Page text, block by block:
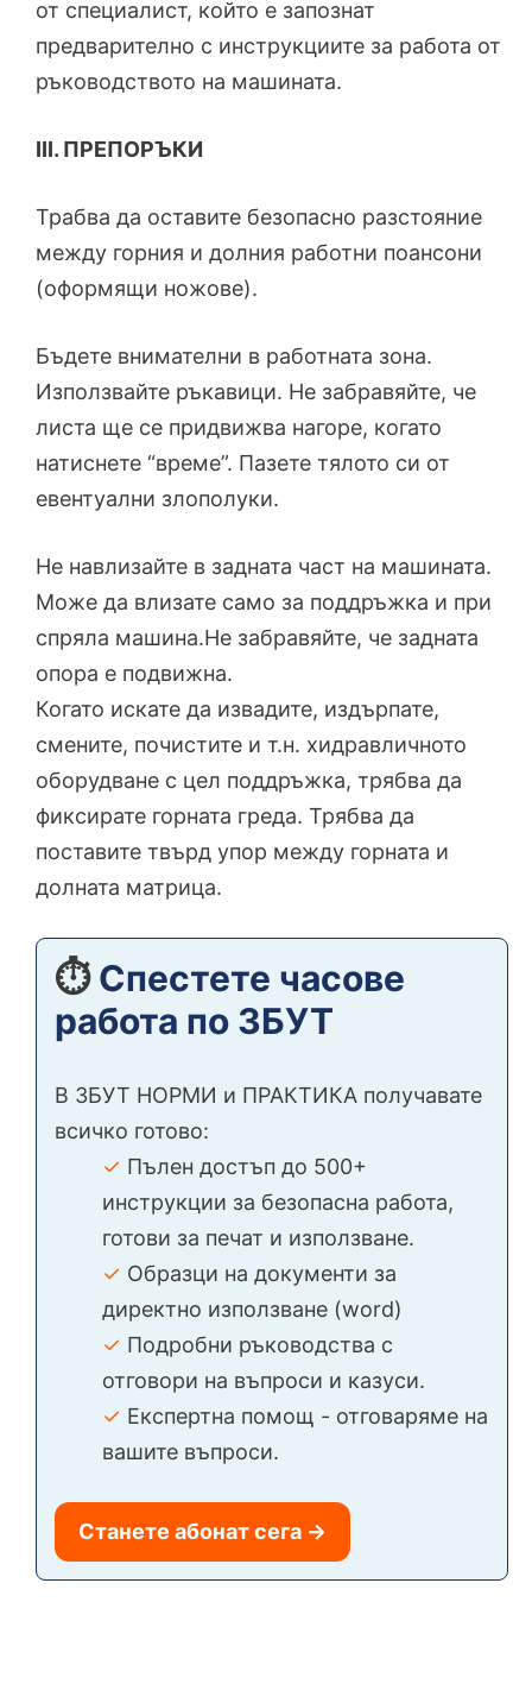
от специалист, който е запознат
предварително с инструкциите за работа от
ръководството на машината.
III. ПРЕПОРЪКИ
Трабва да оставите безопасно разстояние
между горния и долния работни поансони
(оформящи ножове).
Бъдете внимателни в работната зона.
Използвайте ръкавици. Не забравяйте, че
листа ще се придвижва нагоре, когато
натиснете “време”. Пазете тялото си от
евентуални злополуки.
Не навлизайте в задната част на машината.
Може да влизате само за поддръжка и при
спряла машина.Не забравяйте, че задната
опора е подвижна.
Когато искате да извадите, издърпате,
смените, почистите и т.н. хидравличното
оборудване с цел поддръжка, трябва да
фиксирате горната греда. Трябва да
поставите твърд упор между горната и
долната матрица.
⏱️Спестете часове
работа по ЗБУТ
В ЗБУТ НОРМИ и ПРАКТИКА получавате
всичко готово:
✓ Пълен достъп до 500+
инструкции за безопасна работа,
готови за печат и използване.
✓ Образци на документи за
директно използване (word)
✓ Подробни ръководства с
отговори на въпроси и казуси.
✓ Експертна помощ - отговаряме на
вашите въпроси.
Станете абонат сега →